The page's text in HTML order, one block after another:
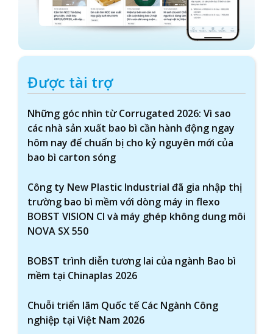
Được tài trợ
Những góc nhìn từ Corrugated 2026: Vì sao
các nhà sản xuất bao bì cần hành động ngay
hôm nay để chuẩn bị cho kỷ nguyên mới của
bao bì carton sóng
Công ty New Plastic Industrial đã gia nhập thị
trường bao bì mềm với dòng máy in flexo
BOBST VISION CI và máy ghép không dung môi
NOVA SX 550
BOBST trình diễn tương lai của ngành Bao bì
mềm tại Chinaplas 2026
Chuỗi triển lãm Quốc tế Các Ngành Công
nghiệp tại Việt Nam 2026